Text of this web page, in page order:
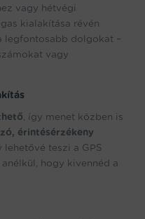
vagy hétvégi
kialakítása révén
legfontosabb dolgokat –
vagy
, így menet közben is
érintésérzékeny
lehetővé teszi a GPS
hogy kivennéd a